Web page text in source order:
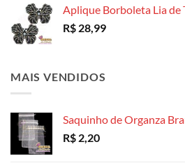
Aplique Borboleta Lia de
R$ 28,99
MAIS VENDIDOS
Saquinho de Organza
R$ 2,20